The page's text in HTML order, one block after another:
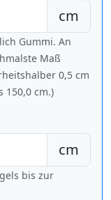
cm
Gummi. An
Maß
0,5 cm
150,0 cm.)
cm
bis zur